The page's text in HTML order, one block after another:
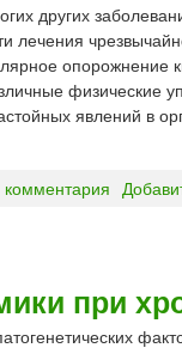
других
лечения
опорожнение
физические
явлений в
комментария
при